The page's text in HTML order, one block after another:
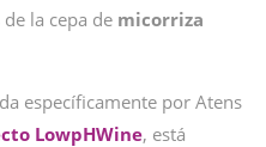
la cepa de micorriza
específicamente por Atens
LowpHWine, está